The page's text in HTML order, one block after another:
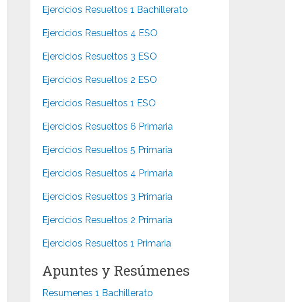
Ejercicios Resueltos 1 Bachillerato
Ejercicios Resueltos 4 ESO
Ejercicios Resueltos 3 ESO
Ejercicios Resueltos 2 ESO
Ejercicios Resueltos 1 ESO
Ejercicios Resueltos 6 Primaria
Ejercicios Resueltos 5 Primaria
Ejercicios Resueltos 4 Primaria
Ejercicios Resueltos 3 Primaria
Ejercicios Resueltos 2 Primaria
Ejercicios Resueltos 1 Primaria
Apuntes y Resúmenes
Resumenes 1 Bachillerato